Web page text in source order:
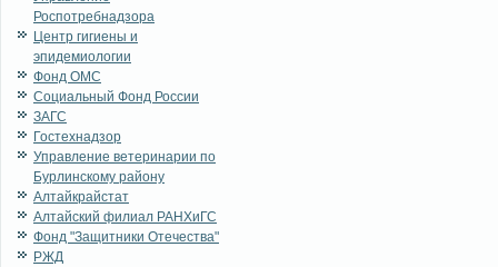
Роспотребнадзора
Центр гигиены и
эпидемиологии
Фонд ОМС
Социальный Фонд России
ЗАГС
Гостехнадзор
Управление ветеринарии по
Бурлинскому району
Алтайкрайстат
Алтайский филиал РАНХиГС
Фонд "Защитники Отечества"
РЖД